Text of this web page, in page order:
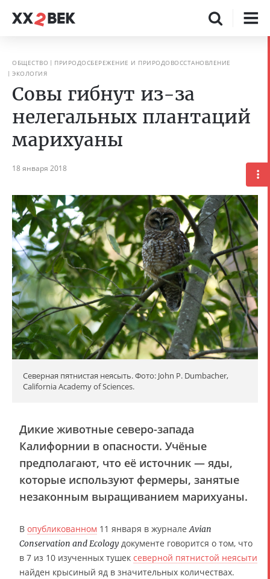
ОБЩЕСТВО
ПРИРОДОСБЕРЕЖЕНИЕ И ПРИРОДОВОССТАНОВЛЕНИЕ
ЭКОЛОГИЯ
Совы гибнут из-за
нелегальных плантаций
марихуаны
18 января 2018
Северная пятнистая неясыть. Фото: John P. Dumbacher,
California Academy of Sciences.
Дикие животные северо-запада
Калифорнии в опасности. Учёные
предполагают, что её источник — яды,
которые используют фермеры, занятые
незаконным выращиванием марихуаны.
В опубликованном 11 января в журналеAvian
Conservation and Ecology документе говорится о том, что
в 7 из 10 изученных тушек северной пятнистой неясыти
найден крысиный яд в значительных количествах.